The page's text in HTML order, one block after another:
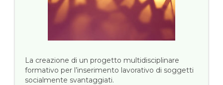
La creazione di un progetto multidisciplinare
formativo per l’inserimento lavorativo di soggetti
socialmente svantaggiati.